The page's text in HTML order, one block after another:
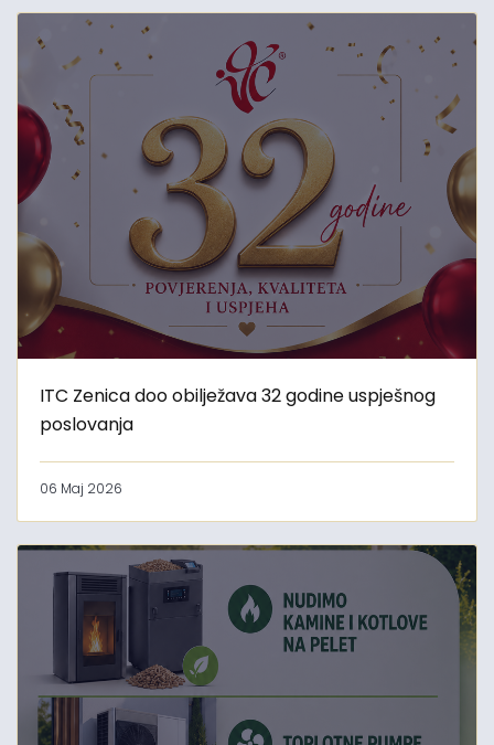
ITC Zenica doo obilježava 32 godine uspješnog
poslovanja
06 Maj 2026